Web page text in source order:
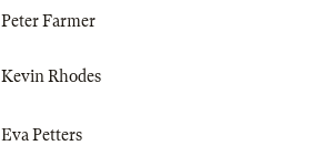
Peter Farmer
Kevin Rhodes
Eva Petters